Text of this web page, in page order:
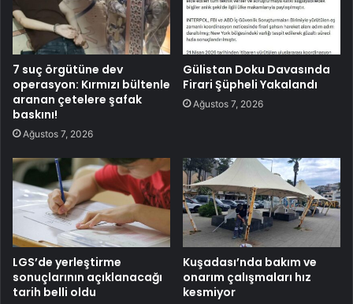
7 suç örgütüne dev
operasyon: Kırmızı bültenle
aranan çetelere şafak
baskını!
Ağustos 7, 2026
Gülistan Doku Davasında
Firari Şüpheli Yakalandı
Ağustos 7, 2026
LGS’de yerleştirme
sonuçlarının açıklanacağı
tarih belli oldu
Kuşadası’nda bakım ve
onarım çalışmaları hız
kesmiyor